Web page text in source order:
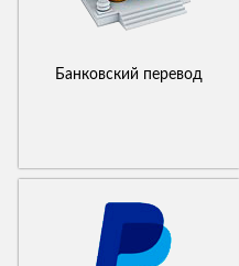
Банковский перевод